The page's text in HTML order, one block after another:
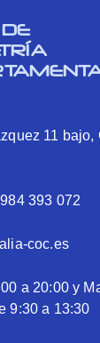
11 bajo,
393 072
coc.es
a 20:00 y
9:30 a 13:30